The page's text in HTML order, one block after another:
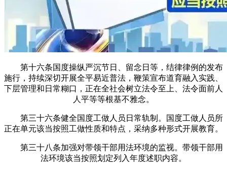
第十六条国度操纵严沉节日、留念日等，结律律例的发布
施行，持续深切开展全平易近普法，鞭策宣布道育融入实践、
下层管理和日常糊口，正在全社会树立法令至上、法令面前人
人平等等根基不雅念。
第三十六条健全国度工做人员日常轨制。国度工做人员所
正在单元该当按照工做性质和特点，采纳多种形式开展教育。
第三十八条加强对带领干部用法环境的监视。带领干部用
法环境该当按照划定列入年度述职内容。